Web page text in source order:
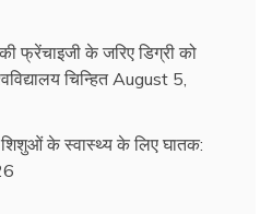
फ्रेंचाइजी के जरिए डिग्री को
चिन्हित August 5,
शिशुओं के स्वास्थ्य के लिए घातक: